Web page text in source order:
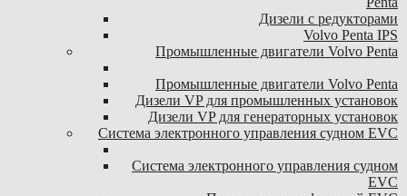
Дизели с редукторами
Volvo Penta IPS
Промышленные двигатели Volvo Penta
Промышленные двигатели Volvo Penta
Дизели VP для промышленных установок
Дизели VP для генераторных установок
Система электронного управления судном EVC
Система электронного управления судном
EVC